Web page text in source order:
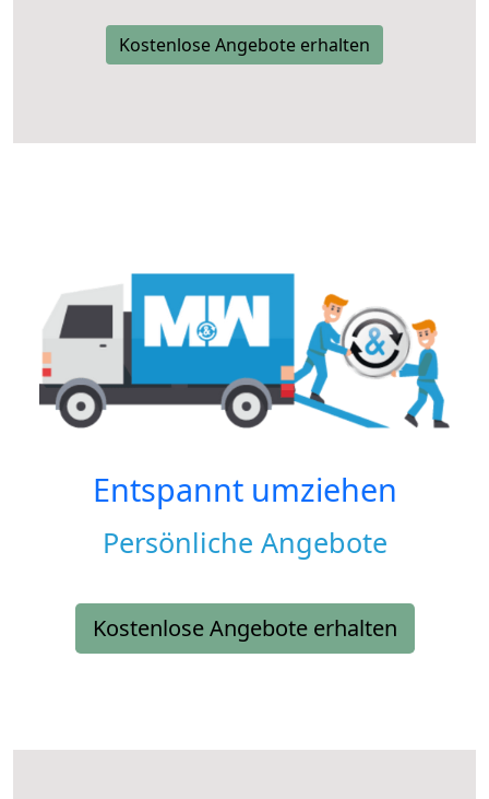
Kostenlose Angebote erhalten
Entspannt umziehen
Persönliche Angebote
Kostenlose Angebote erhalten